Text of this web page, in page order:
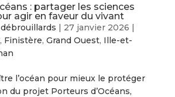
: partager les sciences
agir en faveur du vivant
| 27 janvier 2026 |
, Finistère, Grand Ouest, Ille-et-
l’océan pour mieux le protéger
du projet Porteurs d’Océans,